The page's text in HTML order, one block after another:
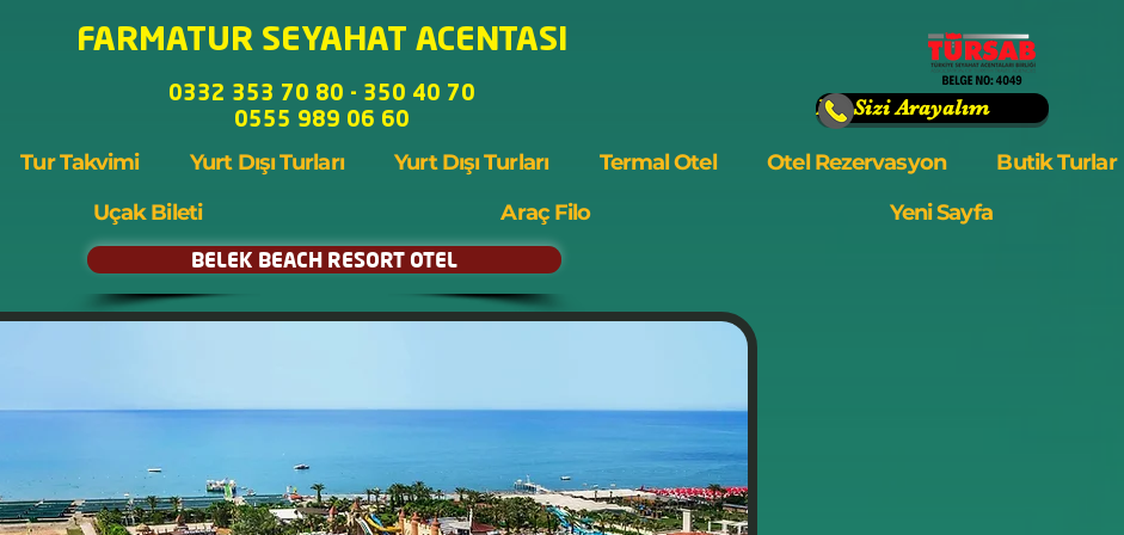
FARMATUR SEYAHAT ACENTASI
0332 353 70 80 - 350 40 70
0555 989 06 60
Biz Sizi Arayalım
Tur Takvimi Yurt Dışı Turları Yurt Dışı Turları Termal Otel Otel Rezervasyon
Butik Turlar
Uçak Bileti Araç Filo
Yeni Sayfa
BELEK BEACH RESORT OTEL